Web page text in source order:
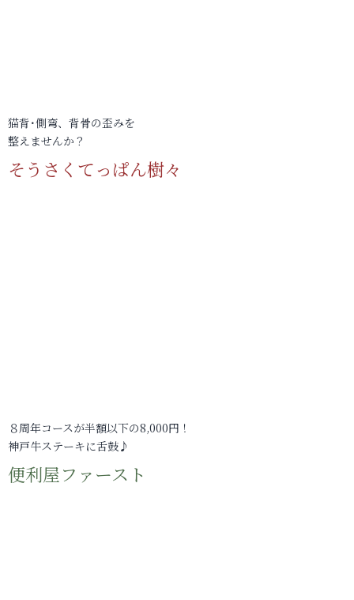
猫背･側弯、背骨の歪みを
整えませんか？
そうさくてっぱん樹々
８周年コースが半額以下の8,000円！
神戸牛ステーキに舌鼓♪
便利屋ファースト